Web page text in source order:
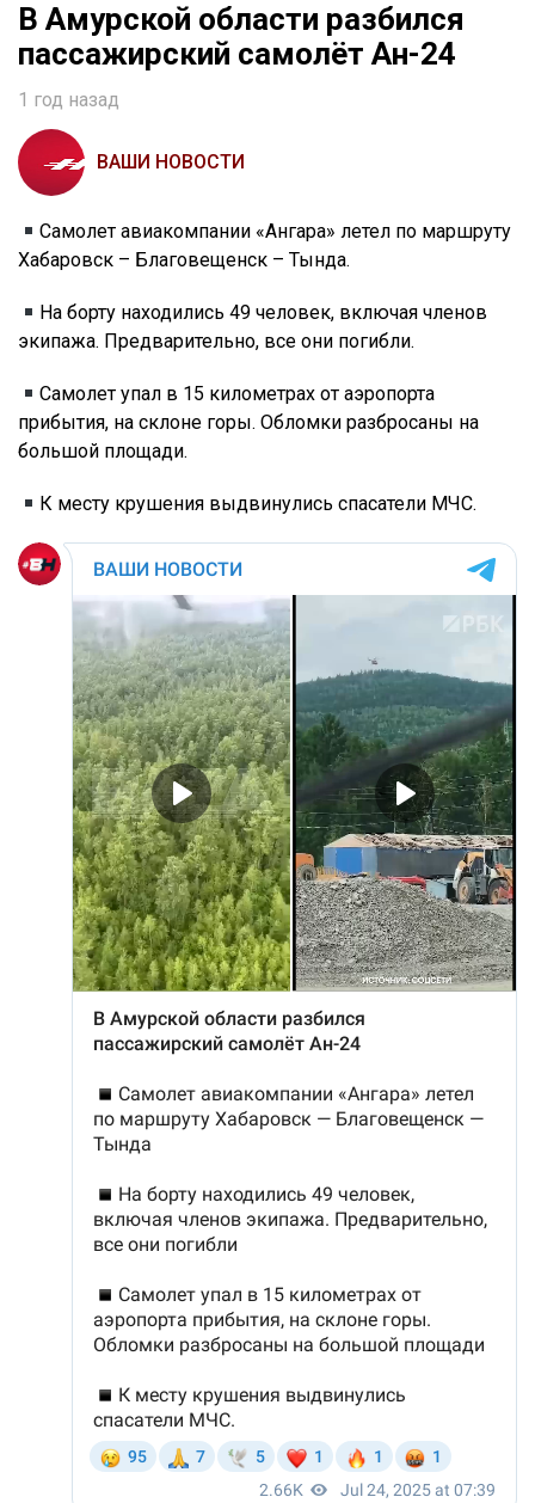
В Амурской области разбился
пассажирский самолёт Ан-24
1 год назад
ВАШИ НОВОСТИ
Самолет авиакомпании «Ангара» летел по маршруту
Хабаровск – Благовещенск – Тында.
На борту находились 49 человек, включая членов
экипажа. Предварительно, все они погибли.
Самолет упал в 15 километрах от аэропорта
прибытия, на склоне горы. Обломки разбросаны на
большой площади.
К месту крушения выдвинулись спасатели МЧС.